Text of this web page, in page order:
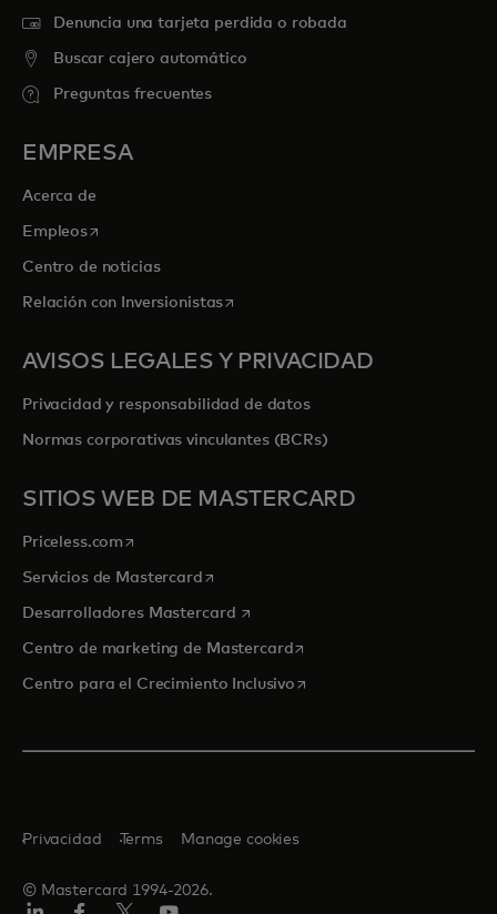
Denuncia una tarjeta perdida o robada
Buscar cajero automático
Preguntas frecuentes
EMPRESA
Acerca de
Empleosse abre en una pestaña nueva
Centro de noticias
Relación con Inversionistasse abre en una pestaña nueva
AVISOS LEGALES Y PRIVACIDAD
Privacidad y responsabilidad de datos
Normas corporativas vinculantes (BCRs)
SITIOS WEB DE MASTERCARD
Priceless.com se abre en una pestaña nueva
Servicios de Mastercardse abre en una pestaña nueva
Desarrolladores Mastercard se abre en una pestaña nueva
Centro de marketing de Mastercardse abre en una pestaña
Centro para el Crecimiento Inclusivose abre en una pestaña
© Mastercard 1994-2026.
Privacidad Terms Manage cookies